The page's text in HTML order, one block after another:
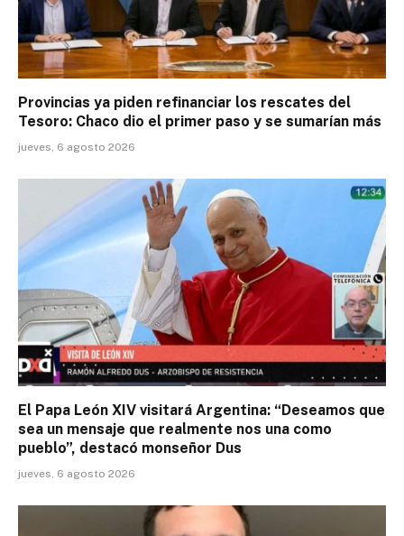
Provincias ya piden refinanciar los rescates del
Tesoro: Chaco dio el primer paso y se sumarían más
jueves, 6 agosto 2026
El Papa León XIV visitará Argentina: “Deseamos que
sea un mensaje que realmente nos una como
pueblo”, destacó monseñor Dus
jueves, 6 agosto 2026